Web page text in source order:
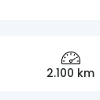
2.100 km